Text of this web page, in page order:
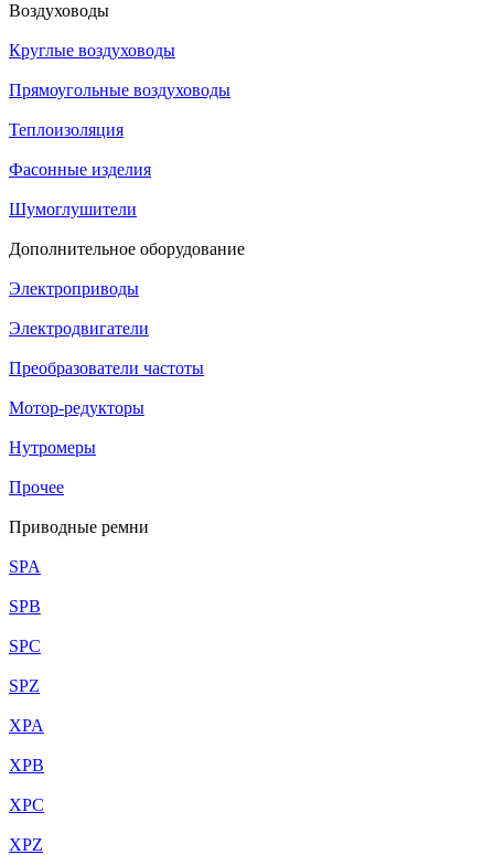
Воздуховоды
Круглые воздуховоды
Прямоугольные воздуховоды
Теплоизоляция
Фасонные изделия
Шумоглушители
Дополнительное оборудование
Электроприводы
Электродвигатели
Преобразователи частоты
Мотор-редукторы
Нутромеры
Прочее
Приводные ремни
SPA
SPB
SPC
SPZ
XPA
XPB
XPC
XPZ